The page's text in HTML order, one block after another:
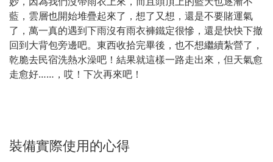
藍，雲層也開始堆疊起來了，想了又想，還是不要賭運氣
了，萬一真的遇到下雨沒有雨衣褲鐵定很慘，還是快快下撤
回到大背包旁邊吧。東西收拾完畢後，也不想繼續紮營了，
乾脆去民宿洗熱水澡吧！結果就這樣一路走出來，但天氣愈
走愈好……，哎！下次再來吧！
裝備實際使用的心得